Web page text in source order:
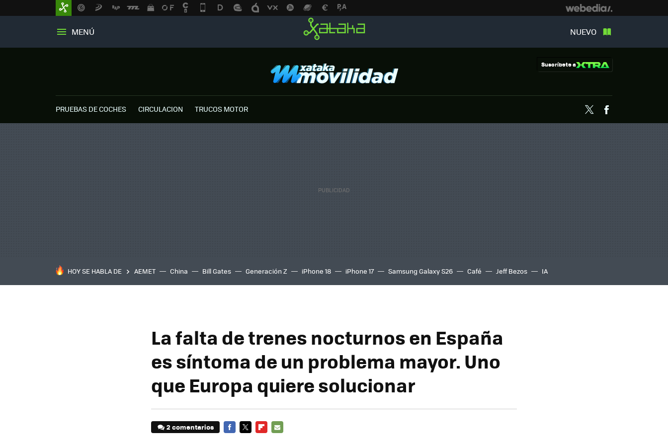
MENÚ NUEVO
Suscríbete a
PRUEBAS DE COCHES CIRCULACION TRUCOS MOTOR Twitter
HOY SE HABLA DE AEMET China Bill Gates Generación Z iPhone 18 iPhone 17 Samsung Galaxy S26 Café Jeff Bezos IA
La falta de trenes nocturnos en España
es síntoma de un problema mayor. Uno
que Europa quiere solucionar
2 comentarios